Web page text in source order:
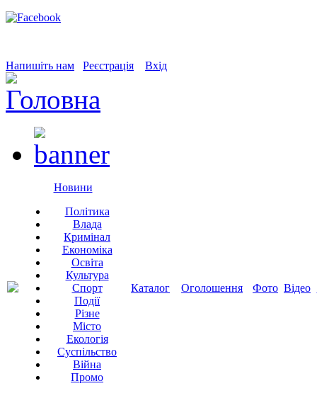
Напишіть нам Реєстрація Вхід
Новини
Політика
Влада
Кримінал
Економіка
Освіта
Культура
Спорт
Події
Різне
Місто
Екологія
Суспільство
Війна
Промо
Каталог Оголошення Фото Відео